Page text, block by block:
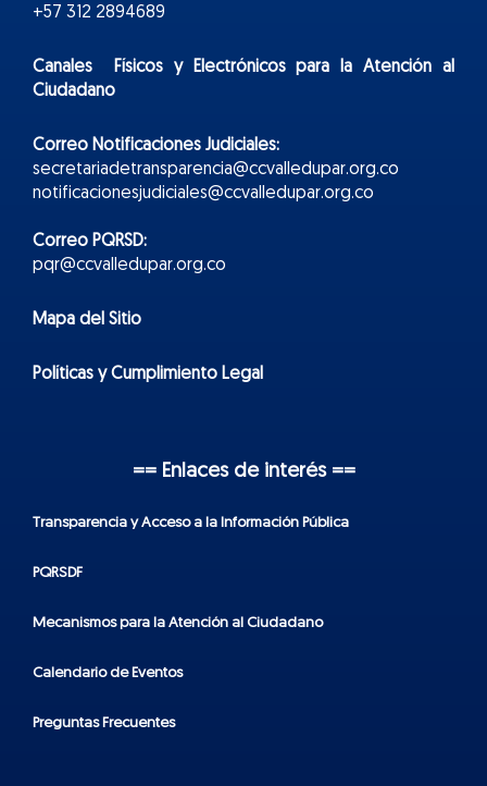
+57 312 2894689
Canales Físicos yElectrónicospara la Atención al
Ciudadano
Correo Notificaciones Judiciales:
secretariadetransparencia@ccvalledupar.org.co
notificacionesjudiciales@ccvalledupar.org.co
Correo PQRSD:
pqr@ccvalledupar.org.co
Mapa del Sitio
Políticas y Cumplimiento Legal
== Enlaces de interés ==
Transparencia y Acceso a la Información Pública
PQRSDF
Mecanismos para la Atención al Ciudadano
Calendario de Eventos
Preguntas Frecuentes